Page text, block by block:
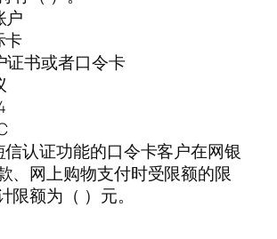
户
卡
证书或者口令卡
认证功能的口令卡客户在网银
、网上购物支付时受限额的限
限额为（ ）元。